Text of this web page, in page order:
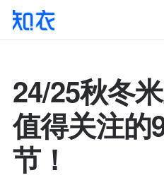
24/25秋冬
值得关注的
节！